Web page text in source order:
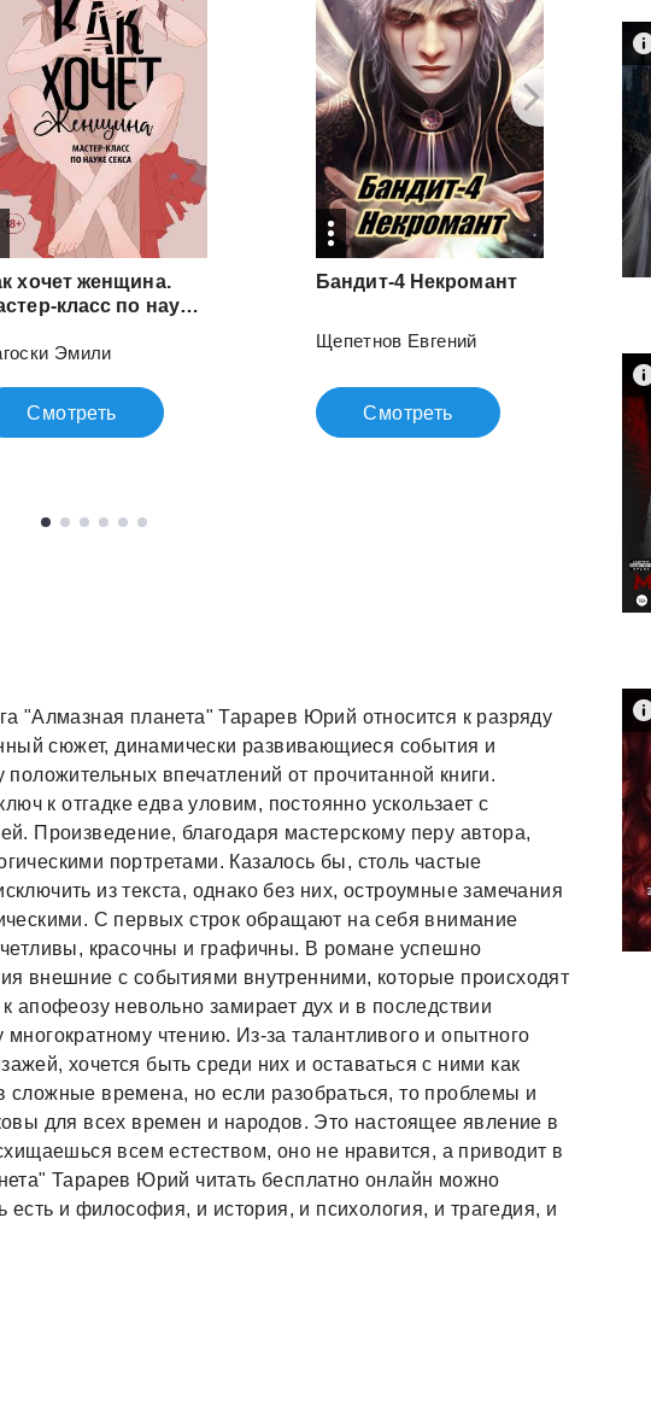
хочет женщина.
Мастер-класс по науке секса
Эмили
Смотреть
Бандит-4 Некромант
Щепетнов Евгений
Смотреть
"Алмазная планета" Тарарев Юрий относится к разряду
сюжет, динамически развивающиеся события и
впечатлений от прочитанной книги.
к отгадке едва уловим, постоянно ускользает с
Произведение, благодаря мастерскому перу автора,
портретами. Казалось бы, столь частые
из текста, однако без них, остроумные замечания
С первых строк обращают на себя внимание
красочны и графичны. В романе успешно
внешние с событиями внутренними, которые происходят
апофеозу невольно замирает дух и в последствии
чтению. Из-за талантливого и опытного
хочется быть среди них и оставаться с ними как
времена, но если разобраться, то проблемы и
для всех времен и народов. Это настоящее явление в
всем естеством, оно не нравится, а приводит в
Тарарев Юрий читать бесплатно онлайн можно
есть и философия, и история, и психология, и трагедия, и